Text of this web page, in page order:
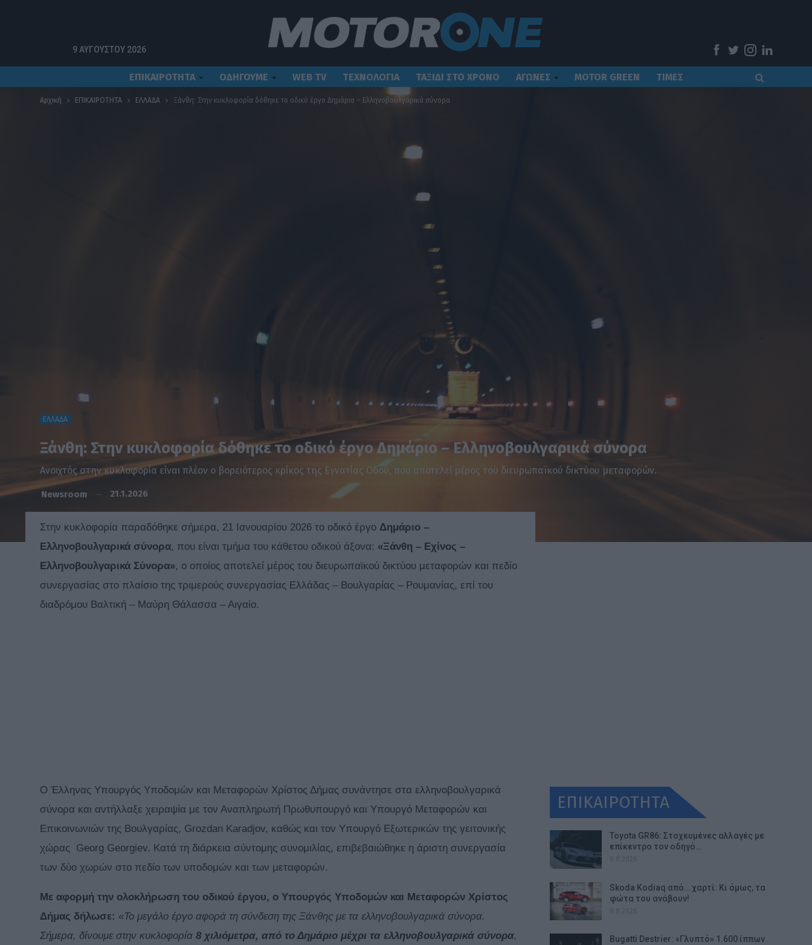
9 ΑΥΓΟΎΣΤΟΥ 2026
ΕΠΙΚΑΙΡΟΤΗΤΑ ΟΔΗΓΟΥΜΕ WEB TV ΤΕΧΝΟΛΟΓΙΑ ΤΑΞΙΔΙ ΣΤΟ ΧΡΟΝΟ ΑΓΩΝΕΣ MOTOR GREEN ΤΙΜΕΣ
Αρχική ΕΠΙΚΑΙΡΟΤΗΤΑ ΕΛΛΑΔΑ Ξάνθη: Στην κυκλοφορία δόθηκε το οδικό έργο Δημάριο – Ελληνοβουλγαρικά σύνορα
ΕΛΛΑΔΑ
Ξάνθη: Στην κυκλοφορία δόθηκε το οδικό έργο Δημάριο – Ελληνοβουλγαρικά σύνορα
Ανοιχτός στην κυκλοφορία είναι πλέον ο βορειότερος κρίκος της Εγνατίας Οδού, που αποτελεί μέρος του διευρωπαϊκού δικτύου μεταφορών.
Newsroom 21.1.2026
Στην κυκλοφορία παραδόθηκε σήμερα, 21 Ιανουαρίου 2026 το οδικό έργο Δημάριο –
Ελληνοβουλγαρικά σύνορα, που είναι τμήμα του κάθετου οδικού άξονα: «Ξάνθη – Εχίνος –
Ελληνοβουλγαρικά Σύνορα», ο οποίος αποτελεί μέρος του διευρωπαϊκού δικτύου μεταφορών και πεδίο
συνεργασίας στο πλαίσιο της τριμερούς συνεργασίας Ελλάδας – Βουλγαρίας – Ρουμανίας, επί του
διαδρόμου Βαλτική – Μαύρη Θάλασσα – Αιγαίο.
Ο Έλληνας Υπουργός Υποδομών και Μεταφορών Χρίστος Δήμας συνάντησε στα ελληνοβουλγαρικά
σύνορα και αντήλλαξε χειραψία με τον Αναπληρωτή Πρωθυπουργό και Υπουργό Μεταφορών και
Επικοινωνιών της Βουλγαρίας, Grozdan Karadjov, καθώς και τον Υπουργό Εξωτερικών της γειτονικής
χώρας Georg Georgiev. Κατά τη διάρκεια σύντομης συνομιλίας, επιβεβαιώθηκε η άριστη συνεργασία
των δύο χωρών στο πεδίο των υποδομών και των μεταφορών.
Με αφορμή την ολοκλήρωση του οδικού έργου, ο Υπουργός Υποδομών και Μεταφορών Χρίστος
Δήμας δήλωσε: «Το μεγάλο έργο αφορά τη σύνδεση της Ξάνθης με τα ελληνοβουλγαρικά σύνορα.
Σήμερα, δίνουμε στην κυκλοφορία 8 χιλιόμετρα, από το Δημάριο μέχρι τα ελληνοβουλγαρικά σύνορα,
ΕΠΙΚΑΙΡΟΤΗΤΑ
Toyota GR86: Στοχευμένες αλλαγές με
επίκεντρο τον οδηγό…
Skoda Kodiaq από… χαρτί: Κι όμως, τα
φώτα του ανάβουν!
Bugatti Destrier: «Γλυπτό» 1.600 ίππων